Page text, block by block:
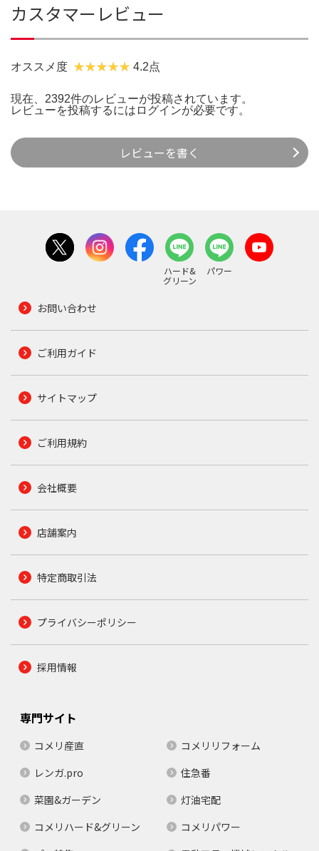
カスタマーレビュー
オススメ度 4.2点
現在、2392件のレビューが投稿されています。
レビューを投稿するには ログインが必要です。
レビューを書く
ハード&
グリーン
パワー
お問い合わせ
ご利用ガイド
サイトマップ
ご利用規約
会社概要
店舗案内
特定商取引法
プライバシーポリシー
採用情報
専門サイト
コメリ産直
コメリリフォーム
レンガ.pro
住急番
菜園&ガーデン
灯油宅配
コメリハード&グリーン
コメリパワー